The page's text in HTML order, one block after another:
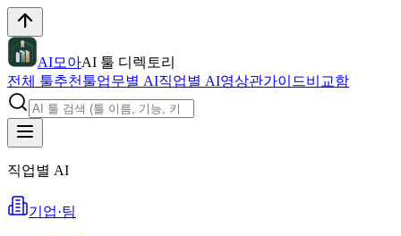
AI모아AI 툴 디렉토리
전체 툴추천툴업무별 AI직업별 AI영상관가이드비교함
직업별 AI
기업·팀